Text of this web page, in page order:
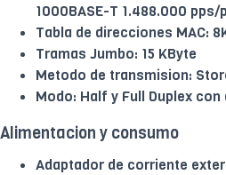
1000BASE-T 1.488.000 pps/
Tabla de direcciones MAC:
Tramas Jumbo: 15 KByte
Metodo de transmision:
Modo: Half y Full Duplex
Alimentacion y consumo
Adaptador de corriente